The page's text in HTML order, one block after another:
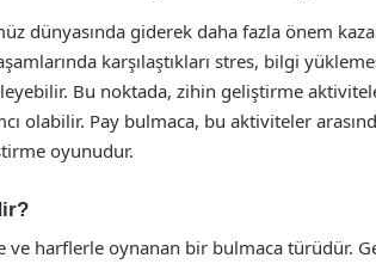
dünyasında giderek daha fazla önem
karşılaştıkları stres, bilgi
Bu noktada, zihin geliştirme
olabilir. Pay bulmaca, bu aktiviteler
oyunudur.
ve harflerle oynanan bir bulmaca türüdür.